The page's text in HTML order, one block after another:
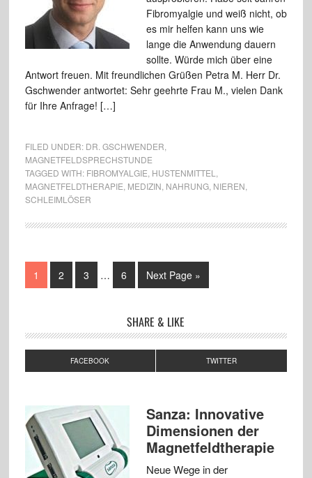
Fibromyalgie und weiß nicht, ob
es mir helfen kann uns wie
lange die Anwendung dauern
sollte. Würde mich über eine
Antwort freuen. Mit freundlichen Grüßen Petra M. Herr Dr.
Gschwender antwortet: Sehr geehrte Frau M., vielen Dank
für Ihre Anfrage! […]
FILED UNDER: DR. GSCHWENDER
MAGNETFELDSPRECHSTUNDE
TAGGED WITH: FIBROMYALGIE HUSTENMITTEL
MAGNETFELDTHERAPIE MEDIZIN NAHRUNG, NIEREN
SCHLEIMLÖSER
1 2 3 … 6 Next Page »
SHARE & LIKE
FACEBOOK TWITTER
Sanza: Innovative
Dimensionen der
Magnetfeldtherapie
Neue Wege in der